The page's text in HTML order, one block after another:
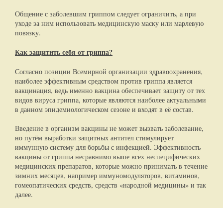
Общение с заболевшим гриппом следует ограничить, а при
уходе за ним использовать медицинскую маску или марлевую
повязку.
Как защитить себя от гриппа?
Согласно позиции Всемирной организации здравоохранения,
наиболее эффективным средством против гриппа является
вакцинация, ведь именно вакцина обеспечивает защиту от тех
видов вируса гриппа, которые являются наиболее актуальными
в данном эпидемиологическом сезоне и входят в её состав.
Введение в организм вакцины не может вызвать заболевание,
но путём выработки защитных антител стимулирует
иммунную систему для борьбы с инфекцией. Эффективность
вакцины от гриппа несравнимо выше всех неспецифических
медицинских препаратов, которые можно принимать в течение
зимних месяцев, например иммуномодуляторов, витаминов,
гомеопатических средств, средств «народной медицины» и так
далее.